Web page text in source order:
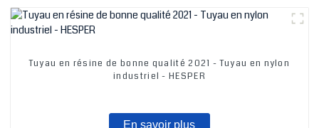
Tuyau en résine de bonne qualité 2021 - Tuyau en nylon
industriel - HESPER
En savoir plus